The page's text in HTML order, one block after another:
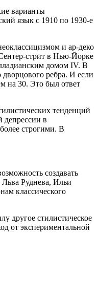
варианты
язык с 1910 по 1930-е
и ар-деко
стрит в Нью-Йорке
домом IV. В
ребра. И если
на 30. Это был ответ
тенденций
депрессии в
строгими. В
создавать
Руднева, Ильи
классического
другое стилистическое
от экспериментальной